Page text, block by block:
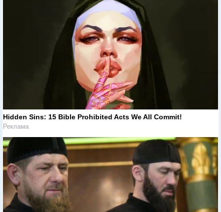
Hidden Sins: 15 Bible Prohibited Acts We All Commit!
Реклама